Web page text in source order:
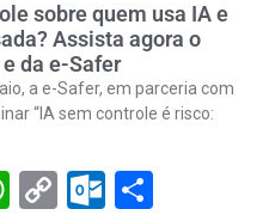
sobre quem usa IA e
Assista agora o
e da e-Safer
a e-Safer, em parceria com
“IA sem controle é risco:
WhatsApp
Copy